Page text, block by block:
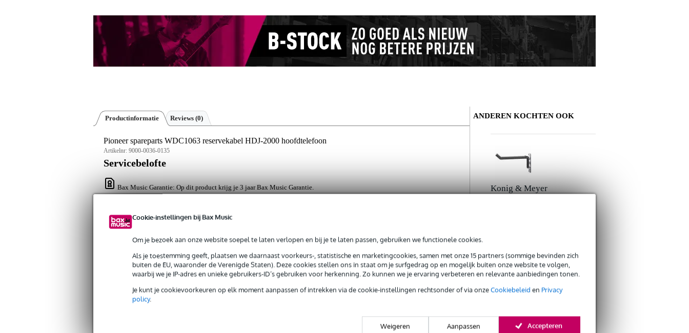
Cookie-instellingen bij Bax Music
Om je bezoek aan onze website soepel te laten verlopen en bij je te laten passen, gebruiken we functionele cookies.
Als je toestemming geeft, plaatsen we daarnaast voorkeurs-, statistische en marketingcookies, samen met onze 15 partners (sommige bevinden zich
buiten de EU, waaronder de Verenigde Staten). Deze cookies stellen ons in staat om je surfgedrag op en mogelijk buiten onze website te volgen,
waarbij we je IP-adres en unieke gebruikers-ID’s gebruiken voor herkenning. Zo kunnen we je ervaring verbeteren en relevante aanbiedingen tonen.
Je kunt je cookievoorkeuren op elk moment aanpassen of intrekken via de cookie-instellingen rechtsonder of via onzeCookiebeleid en Privacy
policy.
Weigeren Aanpassen Accepteren
Productinformatie Reviews (0)
Pioneer spareparts WDC1063 reservekabel HDJ-2000 hoofdtelefoon
Artikelnr: 9000-0036-0135
Servicebelofte
Bax Music Garantie: Op dit product krijg je 3 jaar Bax Music Garantie.
Algemeen
Pioneer spareparts WDC1063 reservekabel voor de HDJ-2000 hoofdtelefoon.
Specificaties
Productkenmerken
Duurzaamheid product
Je ervaring
Verstuur
Er zijn nog geen reviews voor dit product.
ANDEREN KOCHTEN OOK
Konig & Meyer